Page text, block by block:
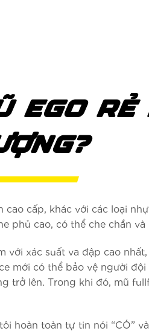
EGO RẺ
cấp, khác với các loại
cao, có thể che chắn
xác suất va đập cao
mới có thể bảo vệ người
lên. Trong khi đó, mũ
hoàn toàn tự tin nói “CÓ”